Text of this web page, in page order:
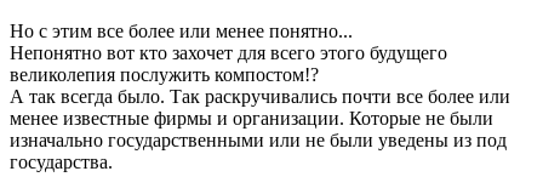
Но с этим все более или менее понятно...
Непонятно вот кто захочет для всего этого будущего
великолепия послужить компостом!?
А так всегда было. Так раскручивались почти все более или
менее известные фирмы и организации. Которые не были
изначально государственными или не были уведены из под
государства.